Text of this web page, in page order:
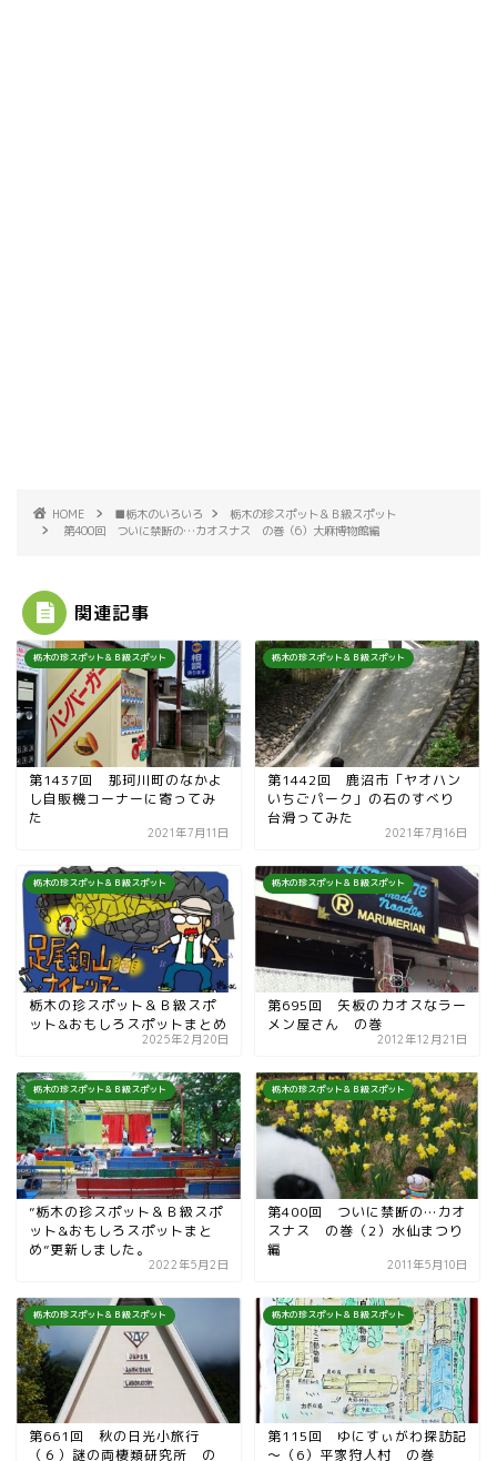
HOME ■栃木のいろいろ
栃木の珍スポット＆Ｂ級スポット
第400回 ついに禁断の…カオスナス の巻（6）大麻博物館編
関連記事
栃木の珍スポット＆Ｂ級スポット
第1437回 那珂川町のなかよ
し自販機コーナーに寄ってみ
た
2021年7月11日
栃木の珍スポット＆Ｂ級スポット
第1442回 鹿沼市「ヤオハン
いちごパーク」の石のすべり
台滑ってみた
2021年7月16日
栃木の珍スポット＆Ｂ級スポット
栃木の珍スポット＆Ｂ級スポ
ット&おもしろスポットまとめ
2025年2月20日
栃木の珍スポット＆Ｂ級スポット
第695回 矢板のカオスなラー
メン屋さん の巻
2012年12月21日
栃木の珍スポット＆Ｂ級スポット
”栃木の珍スポット＆Ｂ級スポ
ット&おもしろスポットまと
め”更新しました。
2022年5月2日
栃木の珍スポット＆Ｂ級スポット
第400回 ついに禁断の…カオ
スナス の巻（2）水仙まつり
編
2011年5月10日
栃木の珍スポット＆Ｂ級スポット
第661回 秋の日光小旅行
（６）謎の両棲類研究所 の
栃木の珍スポット＆Ｂ級スポット
第115回 ゆにすぃがわ探訪記
～（6）平家狩人村 の巻